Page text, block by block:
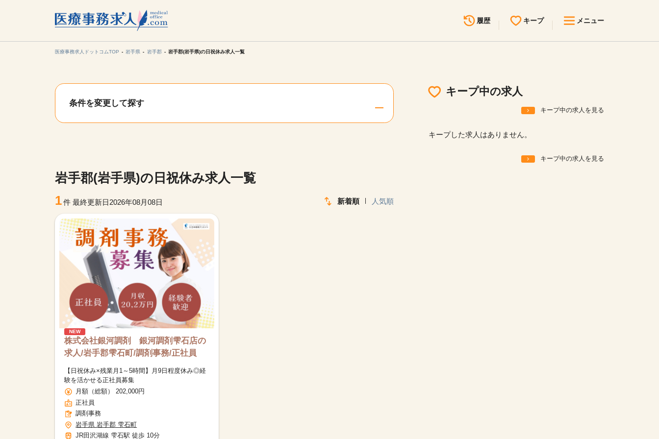
履歴 キープ メニュー
見学会・イベント情報
医療事務求人ドットコムTOP 岩手県 岩手郡 岩手郡(岩手県)の日祝休み求人一覧
条件を変更して探す
岩手郡(岩手県)の日祝休み求人一覧
1件 最終更新日2026年08月08日 新着順 人気順
NEW
株式会社銀河調剤 銀河調剤雫石店の
求人/岩手郡雫石町/調剤事務/正社員
【日祝休み×残業月1～5時間】月9日程度休み◎経
験を活かせる正社員募集
月額（総額） 202,000円
正社員
調剤事務
岩手県 岩手郡 雫石町
JR田沢湖線 雫石駅 徒歩 10分
キープ中の求人
キープ中の求人を見る
キープした求人はありません。
キープ中の求人を見る